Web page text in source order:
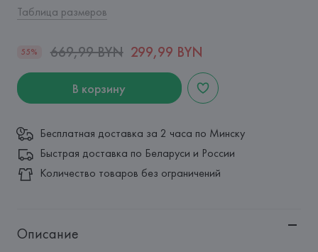
Таблица размеров
55% 669,99 BYN 299,99 BYN
В корзину
Бесплатная доставка за 2 часа по Минску
Быстрая доставка по Беларуси и России
Количество товаров без ограничений
Описание